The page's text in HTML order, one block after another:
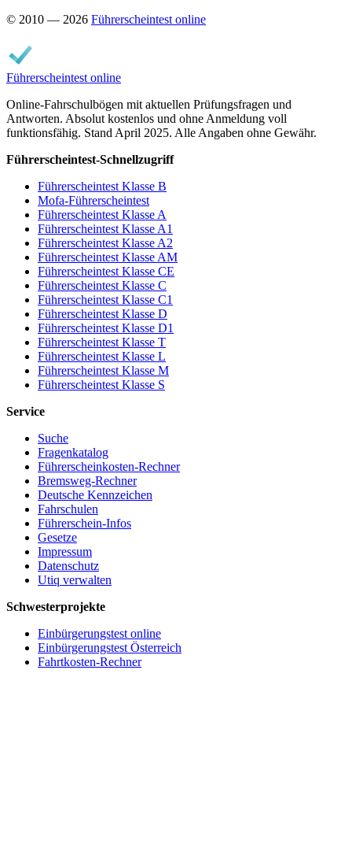
© 2010 — 2026 Führerscheintest online
Führerscheintest online
Online-Fahrschulbögen mit aktuellen Prüfungsfragen und
Antworten. Absolut kostenlos und ohne Anmeldung voll
funktionsfähig. Stand April 2025. Alle Angaben ohne Gewähr.
Führerscheintest-Schnellzugriff
Führerscheintest Klasse B
Mofa-Führerscheintest
Führerscheintest Klasse A
Führerscheintest Klasse A1
Führerscheintest Klasse A2
Führerscheintest Klasse AM
Führerscheintest Klasse CE
Führerscheintest Klasse C
Führerscheintest Klasse C1
Führerscheintest Klasse D
Führerscheintest Klasse D1
Führerscheintest Klasse T
Führerscheintest Klasse L
Führerscheintest Klasse M
Führerscheintest Klasse S
Service
Suche
Fragenkatalog
Führerscheinkosten-Rechner
Bremsweg-Rechner
Deutsche Kennzeichen
Fahrschulen
Führerschein-Infos
Gesetze
Impressum
Datenschutz
Utiq verwalten
Schwesterprojekte
Einbürgerungstest online
Einbürgerungstest Österreich
Fahrtkosten-Rechner